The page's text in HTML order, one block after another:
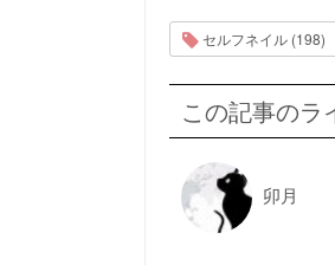
セルフネイル (198)
この記事のラ
卯月